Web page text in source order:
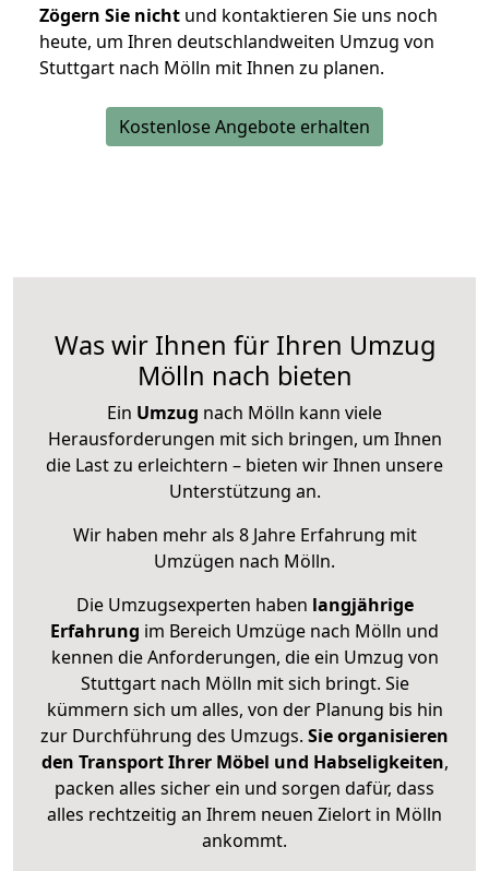
Zögern Sie nicht und kontaktieren Sie uns noch
heute, um Ihren deutschlandweiten Umzug von
Stuttgart nach Mölln mit Ihnen zu planen.
Kostenlose Angebote erhalten
Was wir Ihnen für Ihren Umzug
Mölln nach bieten
Ein Umzug nach Mölln kann viele
Herausforderungen mit sich bringen, um Ihnen
die Last zu erleichtern – bieten wir Ihnen unsere
Unterstützung an.
Wir haben mehr als 8 Jahre Erfahrung mit
Umzügen nach Mölln.
Die Umzugsexperten haben langjährige
Erfahrung im Bereich Umzüge nach Mölln und
kennen die Anforderungen, die ein Umzug von
Stuttgart nach Mölln mit sich bringt. Sie
kümmern sich um alles, von der Planung bis hin
zur Durchführung des Umzugs. Sie organisieren
den Transport Ihrer Möbel und Habseligkeiten,
packen alles sicher ein und sorgen dafür, dass
alles rechtzeitig an Ihrem neuen Zielort in Mölln
ankommt.